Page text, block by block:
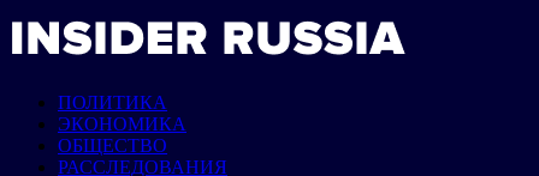
ПОЛИТИКА
ЭКОНОМИКА
ОБЩЕСТВО
РАССЛЕДОВАНИЯ